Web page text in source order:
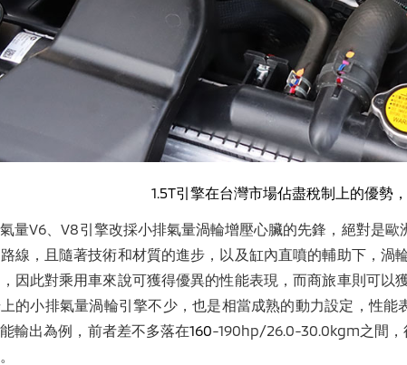
1.5T引擎在台灣市場佔盡稅制上的優勢
量V6、V8引擎改採小排氣量渦輪增壓心臟的先鋒，絕對是
線，且隨著技術和材質的進步，以及缸內直噴的輔助下，
因此對乘用車來說可獲得優異的性能表現，而商旅車則可
的小排氣量渦輪引擎不少，也是相當成熟的動力設定，性
輸出為例，前者差不多落在160-190hp/26.0-30.0kgm之間，